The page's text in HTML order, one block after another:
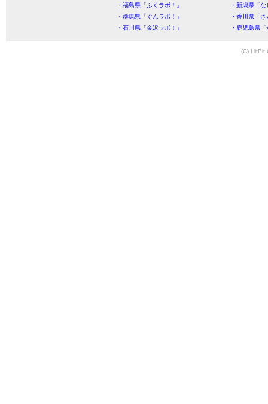
・福島県「ふくラボ！」
・新潟県「
・群馬県「ぐんラボ！」
・香川県「
・石川県「金沢ラボ！」
・鹿児島県
(C) HitBit